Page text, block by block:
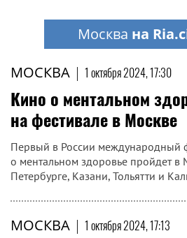
МОСКВА | 1 октября 2024, 17:30
Кино о ментальном
на фестивале в Москве
Первый в России международный
о ментальном здоровье пройдет в
Петербурге, Казани, Тольятти и
МОСКВА | 1 октября 2024, 17:13
Москва на